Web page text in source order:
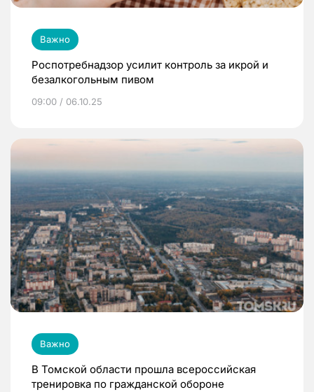
Важно
Роспотребнадзор усилит контроль за икрой и
безалкогольным пивом
09:00 / 06.10.25
Важно
В Томской области прошла всероссийская
тренировка по гражданской обороне